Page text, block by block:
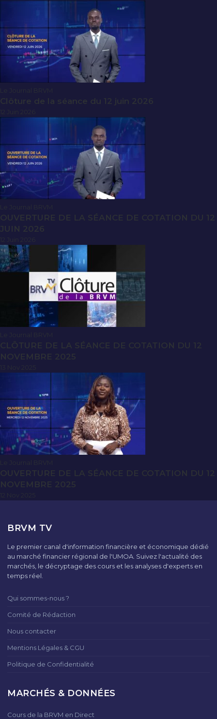
Le Journal BRVM
Clôture de la séance du 12 juin 2026
Le Journal BRVM
OUVERTURE DE LA SÉANCE DE COTATION DU 12
JUIN 2026
Le Journal BRVM
CLÔTURE DE LA SÉANCE DE COTATION DU 12
NOVEMBRE 2025
Le Journal BRVM
OUVERTURE DE LA SÉANCE DE COTATION DU 12
NOVEMBRE 2025
BRVM TV
Le premier canal d'information financière et économique dédié
au marché financier régional de l'UMOA. Suivez l'actualité des
marchés, le décryptage des cours et les analyses d'experts en
temps réel.
Qui sommes-nous ?
Comité de Rédaction
Nous contacter
Mentions Légales & CGU
Politique de Confidentialité
MARCHÉS & DONNÉES
Cours de la BRVM en Direct